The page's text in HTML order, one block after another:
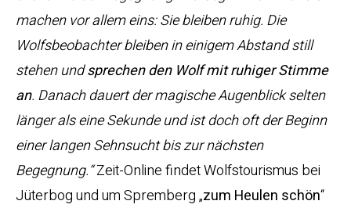
machen vor allem eins: Sie bleiben ruhig. Die
Wolfsbeobachter bleiben in einigem Abstand still
stehen undsprechen den Wolf mit ruhiger Stimme
an. Danach dauert der magische Augenblick selten
länger als eine Sekunde und ist doch oft der Beginn
einer langen Sehnsucht bis zur nächsten
Begegnung.“Zeit-Online findet Wolfstourismus bei
Jüterbog und um Spremberg „zum Heulen schön“